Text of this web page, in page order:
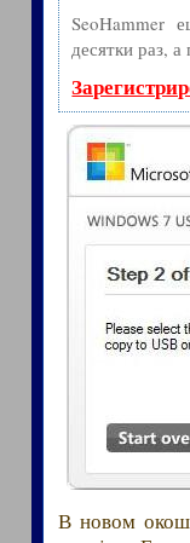
SeoHammer
десятки раз,
В новом